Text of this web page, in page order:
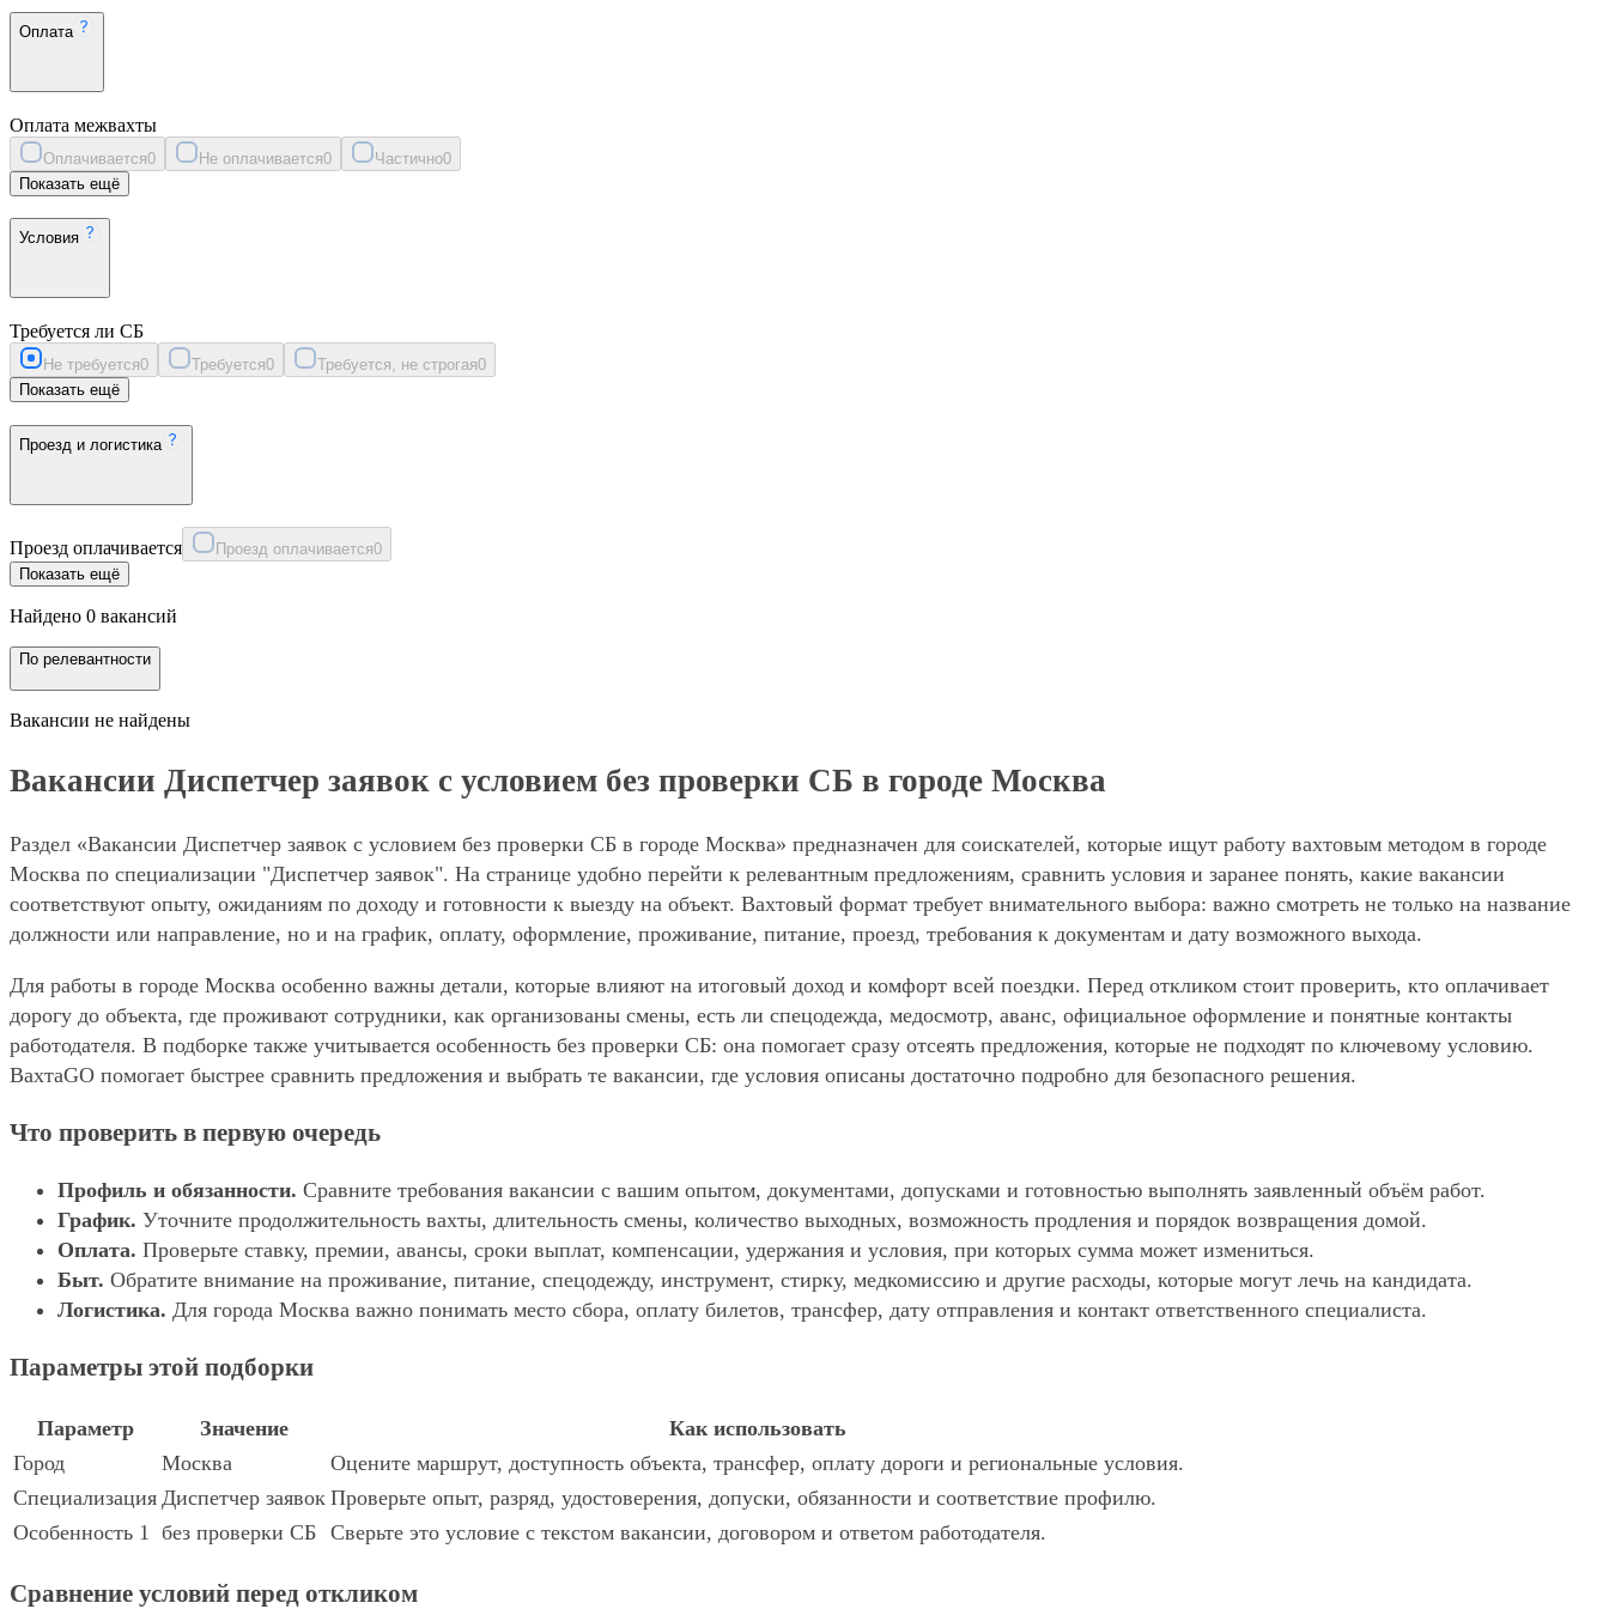
Оплата
Оплата межвахты
Оплачивается0 Не оплачивается0 Частично0
Показать ещё
Условия
Требуется ли СБ
Не требуется0 Требуется0 Требуется, не строгая0
Показать ещё
Проезд и логистика
Проезд оплачивается Проезд оплачивается0
Показать ещё
Найдено 0 вакансий
По релевантности
Вакансии не найдены
Вакансии Диспетчер заявок с условием без проверки СБ в городе Москва
Раздел «Вакансии Диспетчер заявок с условием без проверки СБ в городе Москва» предназначен для соискателей, которые ищут работу вахтовым методом в городе
Москва по специализации "Диспетчер заявок". На странице удобно перейти к релевантным предложениям, сравнить условия и заранее понять, какие вакансии
соответствуют опыту, ожиданиям по доходу и готовности к выезду на объект. Вахтовый формат требует внимательного выбора: важно смотреть не только на название
должности или направление, но и на график, оплату, оформление, проживание, питание, проезд, требования к документам и дату возможного выхода.
Для работы в городе Москва особенно важны детали, которые влияют на итоговый доход и комфорт всей поездки. Перед откликом стоит проверить, кто оплачивает
дорогу до объекта, где проживают сотрудники, как организованы смены, есть ли спецодежда, медосмотр, аванс, официальное оформление и понятные контакты
работодателя. В подборке также учитывается особенность без проверки СБ: она помогает сразу отсеять предложения, которые не подходят по ключевому условию.
ВахтаGO помогает быстрее сравнить предложения и выбрать те вакансии, где условия описаны достаточно подробно для безопасного решения.
Что проверить в первую очередь
Профиль и обязанности. Сравните требования вакансии с вашим опытом, документами, допусками и готовностью выполнять заявленный объём работ.
График. Уточните продолжительность вахты, длительность смены, количество выходных, возможность продления и порядок возвращения домой.
Оплата. Проверьте ставку, премии, авансы, сроки выплат, компенсации, удержания и условия, при которых сумма может измениться.
Быт. Обратите внимание на проживание, питание, спецодежду, инструмент, стирку, медкомиссию и другие расходы, которые могут лечь на кандидата.
Логистика. Для города Москва важно понимать место сбора, оплату билетов, трансфер, дату отправления и контакт ответственного специалиста.
Параметры этой подборки
Параметр Значение
Как использовать
Город
Москва
Оцените маршрут, доступность объекта, трансфер, оплату дороги и региональные условия.
Специализация Диспетчер заявок Проверьте опыт, разряд, удостоверения, допуски, обязанности и соответствие профилю.
Особенность 1 без проверки СБ Сверьте это условие с текстом вакансии, договором и ответом работодателя.
Сравнение условий перед откликом